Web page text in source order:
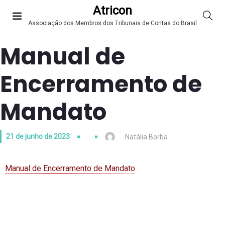
Atricon
Associação dos Membros dos Tribunais de Contas do Brasil
Manual de
Encerramento de
Mandato
21 de junho de 2023 Natália Borba
Manual de Encerramento de Mandato